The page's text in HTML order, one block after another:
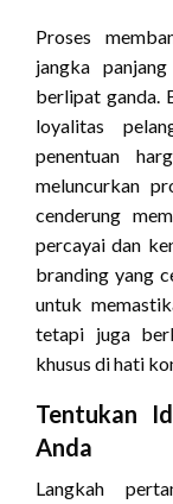
Proses
jangka
berlipat ganda.
loyalitas
penentuan
meluncurkan
cenderung
percayai dan
branding yang
untuk
tetapi juga
khusus di hati
Tentukan
Anda
Langkah